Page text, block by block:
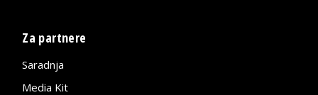
Za partnere
Saradnja
Media Kit